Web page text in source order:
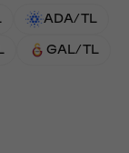
ADA/TL
GAL/TL